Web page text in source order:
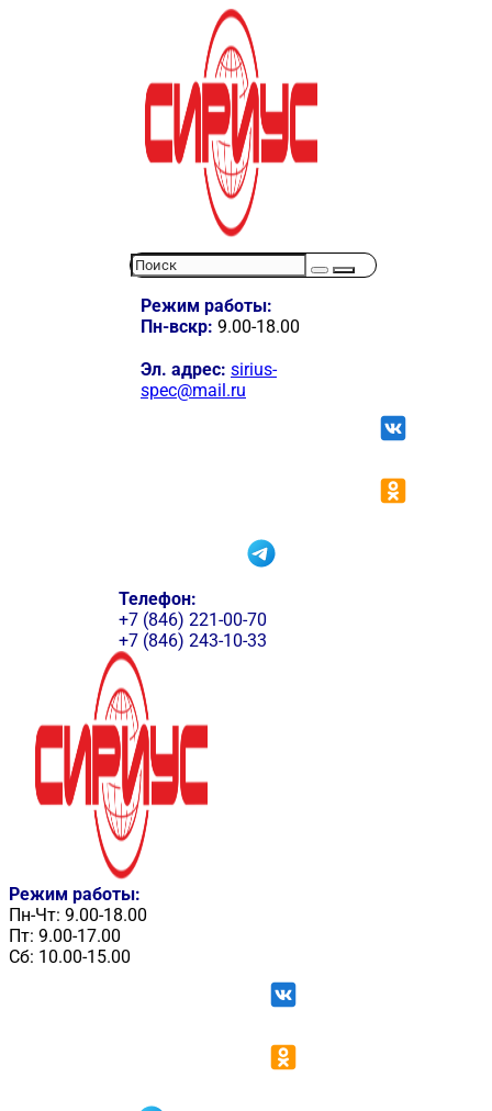
Режим работы:
Пн-вскр: 9.00-18.00
Эл. адрес: sirius-
spec@mail.ru
Телефон:
+7 (846) 221-00-70
+7 (846) 243-10-33
Режим работы:
Пн-Чт: 9.00-18.00
Пт: 9.00-17.00
Сб: 10.00-15.00